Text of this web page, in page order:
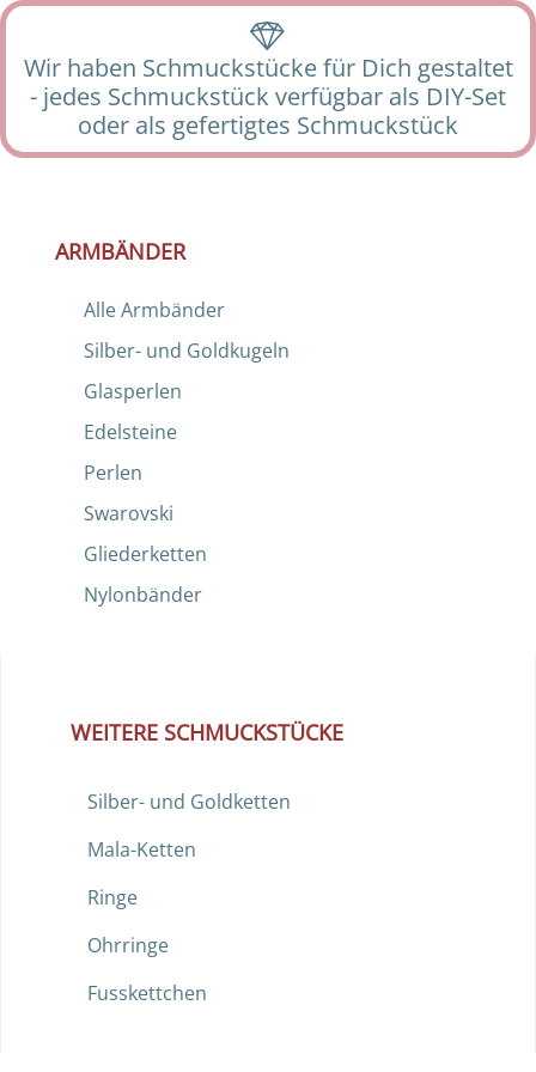
Wir haben Schmuckstücke für Dich gestaltet
- jedes Schmuckstück verfügbar als DIY-Set
oder als gefertigtes Schmuckstück
ARMBÄNDER
Alle Armbänder
Silber- und Goldkugeln
Glasperlen
Edelsteine
Perlen
Swarovski
Gliederketten
Nylonbänder
WEITERE SCHMUCKSTÜCKE
Silber- und Goldketten
Mala-Ketten
Ringe
Ohrringe
Fusskettchen